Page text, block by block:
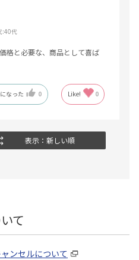
:40代
格と必要な、商品として喜ば
なった 0 Like! 0
表示：新しい順
て
ンセルについて